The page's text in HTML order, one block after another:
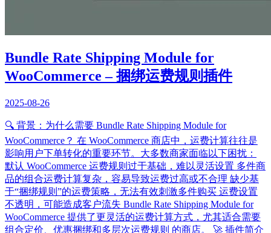
Bundle Rate Shipping Module for
WooCommerce – 捆绑运费规则插件
2025-08-26
🔍 背景：为什么需要 Bundle Rate Shipping Module for
WooCommerce？ 在 WooCommerce 商店中，运费计算往往是
影响用户下单转化的重要环节。大多数商家面临以下困扰：
默认 WooCommerce 运费规则过于基础，难以灵活设置 多件商
品的组合运费计算复杂，容易导致运费过高或不合理 缺少基
于“捆绑规则”的运费策略，无法有效刺激多件购买 运费设置
不透明，可能造成客户流失 Bundle Rate Shipping Module for
WooCommerce 提供了更灵活的运费计算方式，尤其适合需要
组合定价、优惠捆绑和多层次运费规则 的商店。 🚀 插件简介